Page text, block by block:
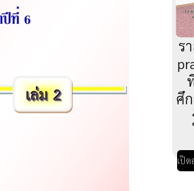
ร
ศึ
เปิ